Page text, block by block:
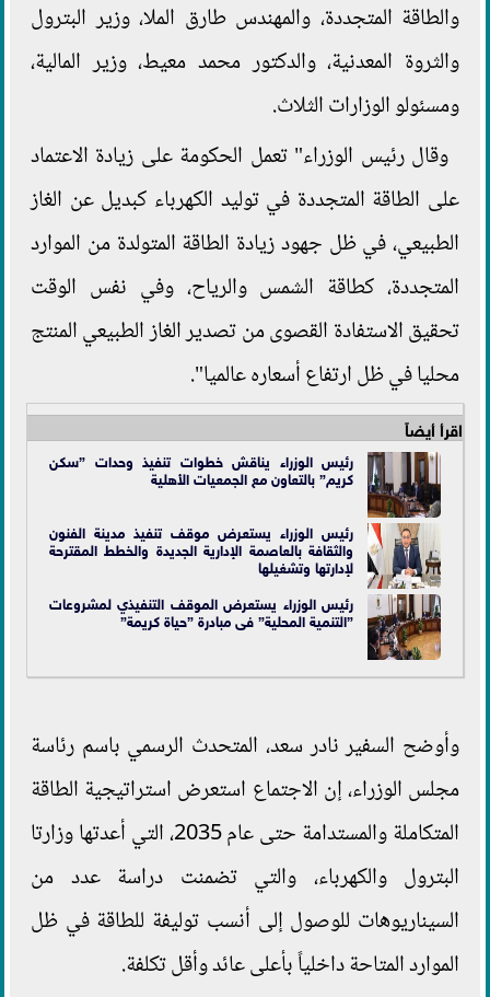
والطاقة المتجددة، والمهندس طارق الملا، وزير البترول
والثروة المعدنية، والدكتور محمد معيط، وزير المالية،
ومسئولو الوزارات الثلاث.
وقال رئيس الوزراء" تعمل الحكومة على زيادة الاعتماد
على الطاقة المتجددة في توليد الكهرباء كبديل عن الغاز
الطبيعي، في ظل جهود زيادة الطاقة المتولدة من الموارد
المتجددة، كطاقة الشمس والرياح، وفي نفس الوقت
تحقيق الاستفادة القصوى من تصدير الغاز الطبيعي المنتج
محليا في ظل ارتفاع أسعاره عالميا".
اقرأ أيضاً
رئيس الوزراء يناقش خطوات تنفيذ وحدات ”سكن
كريم” بالتعاون مع الجمعيات الأهلية
رئيس الوزراء يستعرض موقف تنفيذ مدينة الفنون
والثقافة بالعاصمة الإدارية الجديدة والخطط المقترحة
لإدارتها وتشغيلها
رئيس الوزراء يستعرض الموقف التنفيذي لمشروعات
”التنمية المحلية” فى مبادرة ”حياة كريمة”
وأوضح السفير نادر سعد، المتحدث الرسمي باسم رئاسة
مجلس الوزراء، إن الاجتماع استعرض استراتيجية الطاقة
المتكاملة والمستدامة حتى عام 2035، التي أعدتها وزارتا
البترول والكهرباء، والتي تضمنت دراسة عدد من
السيناريوهات للوصول إلى أنسب توليفة للطاقة في ظل
الموارد المتاحة داخلياً بأعلى عائد وأقل تكلفة.